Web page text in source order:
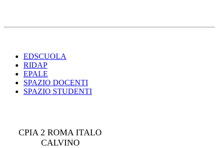
EDSCUOLA
RIDAP
EPALE
SPAZIO DOCENTI
SPAZIO STUDENTI
CPIA 2 ROMA ITALO
CALVINO